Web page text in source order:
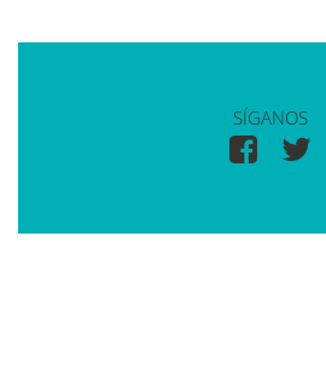
SÍGANOS